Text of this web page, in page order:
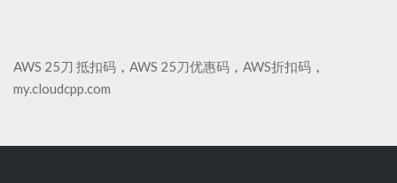
AWS 25刀 抵扣码 AWS 25刀优惠码 AWS折扣码
my.cloudcpp.com